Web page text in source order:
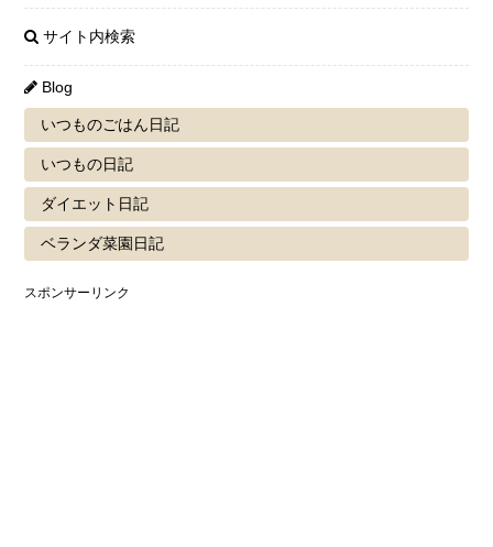
サイト内検索
Blog
いつものごはん日記
いつもの日記
ダイエット日記
ベランダ菜園日記
スポンサーリンク